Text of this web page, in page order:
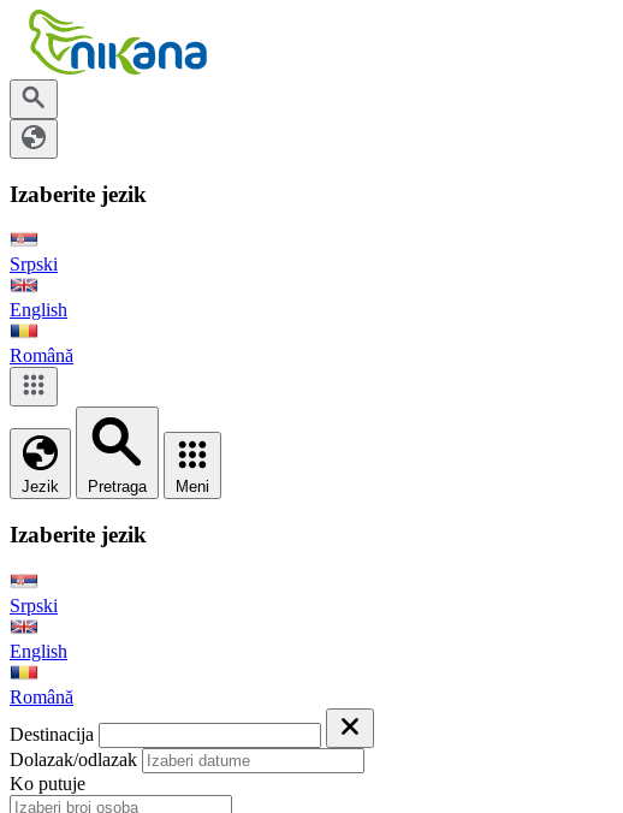
Izaberite jezik
Srpski
English
Română
Jezik Pretraga Meni
Izaberite jezik
Srpski
English
Română
Destinacija
Dolazak/odlazak
Ko putuje